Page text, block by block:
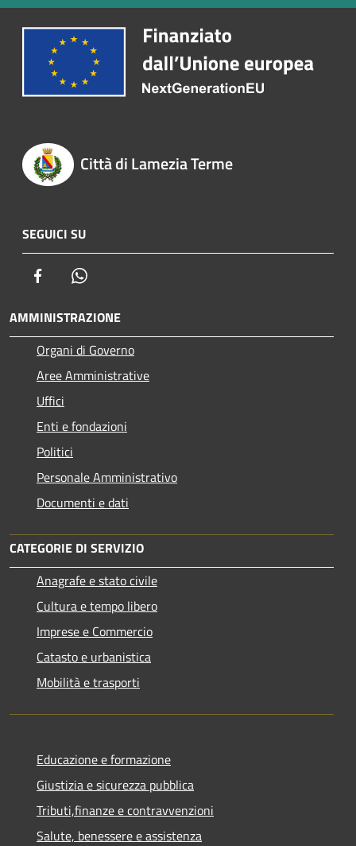
Città di Lamezia Terme
SEGUICI SU
Facebook
AMMINISTRAZIONE
Organi di Governo
Aree Amministrative
Uffici
Enti e fondazioni
Politici
Personale Amministrativo
Documenti e dati
CATEGORIE DI SERVIZIO
Anagrafe e stato civile
Cultura e tempo libero
Imprese e Commercio
Catasto e urbanistica
Mobilità e trasporti
Educazione e formazione
Giustizia e sicurezza pubblica
Tributi,finanze e contravvenzioni
Salute, benessere e assistenza